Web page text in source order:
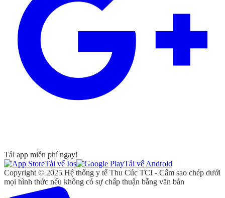
Tải app miễn phí ngay!
Tải vể Ios
Tải vể Android
Copyright © 2025 Hệ thống y tế Thu Cúc TCI - Cấm sao chép dưới
mọi hình thức nếu không có sự chấp thuận bằng văn bản